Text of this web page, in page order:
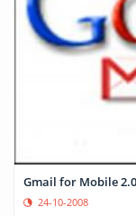
Gmail for Mobile
24-10-2008